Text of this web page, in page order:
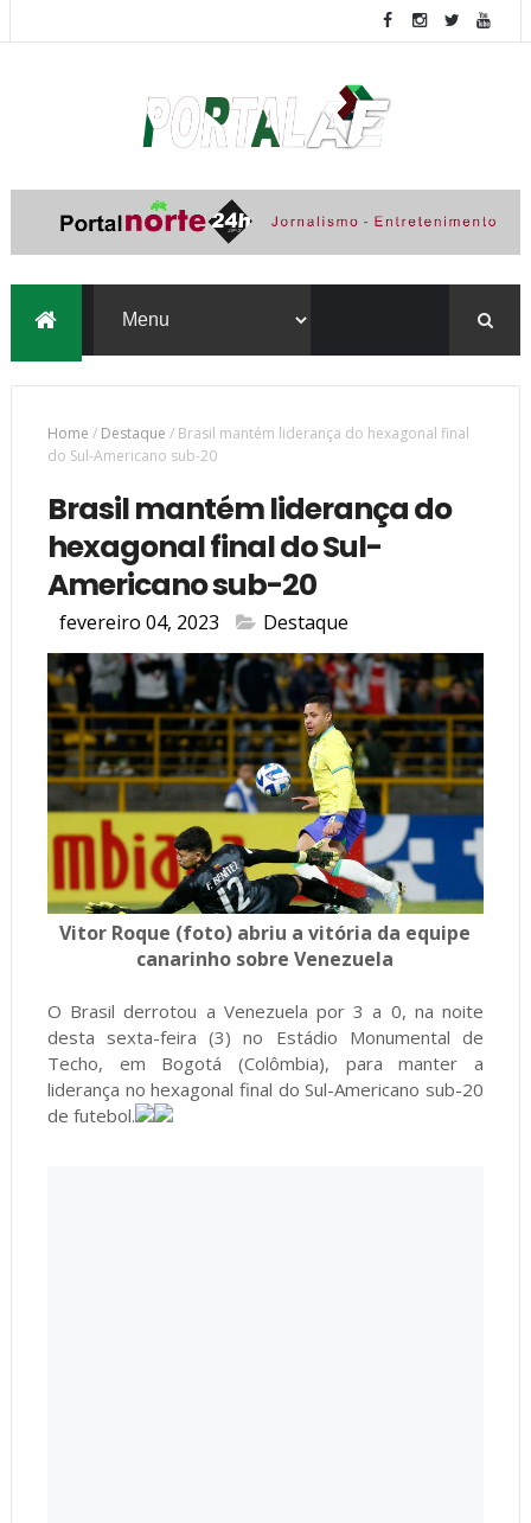
Home / Destaque / Brasil mantém liderança do hexagonal final
do Sul-Americano sub-20
Brasil mantém liderança do
hexagonal final do Sul-
Americano sub-20
fevereiro 04, 2023 Destaque
Vitor Roque (foto) abriu a vitória da equipe
canarinho sobre Venezuela
O Brasil derrotou a Venezuela por 3 a 0, na noite
desta sexta-feira (3) no Estádio Monumental de
Techo, em Bogotá (Colômbia), para manter a
liderança no hexagonal final do Sul-Americano sub-20
de futebol.